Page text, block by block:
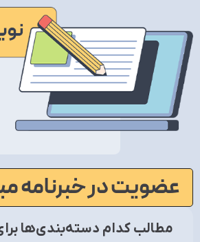
عضویت در خبرنامه
مطالب کدام دسته‌بندی‌ها